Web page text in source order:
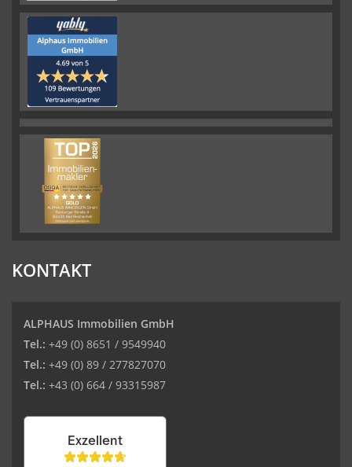
KONTAKT
ALPHAUS Immobilien GmbH
Tel.: +49 (0) 8651 / 9549940
Tel.: +49 (0) 89 / 277827070
Tel.: +43 (0) 664 / 93315987